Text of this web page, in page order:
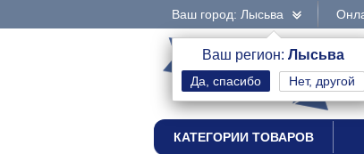
Ваш город: Лысьва
Ваш регион: Лысьва
Нет, другой
интернет-магазин
КАТЕГОРИИ ТОВАРОВ